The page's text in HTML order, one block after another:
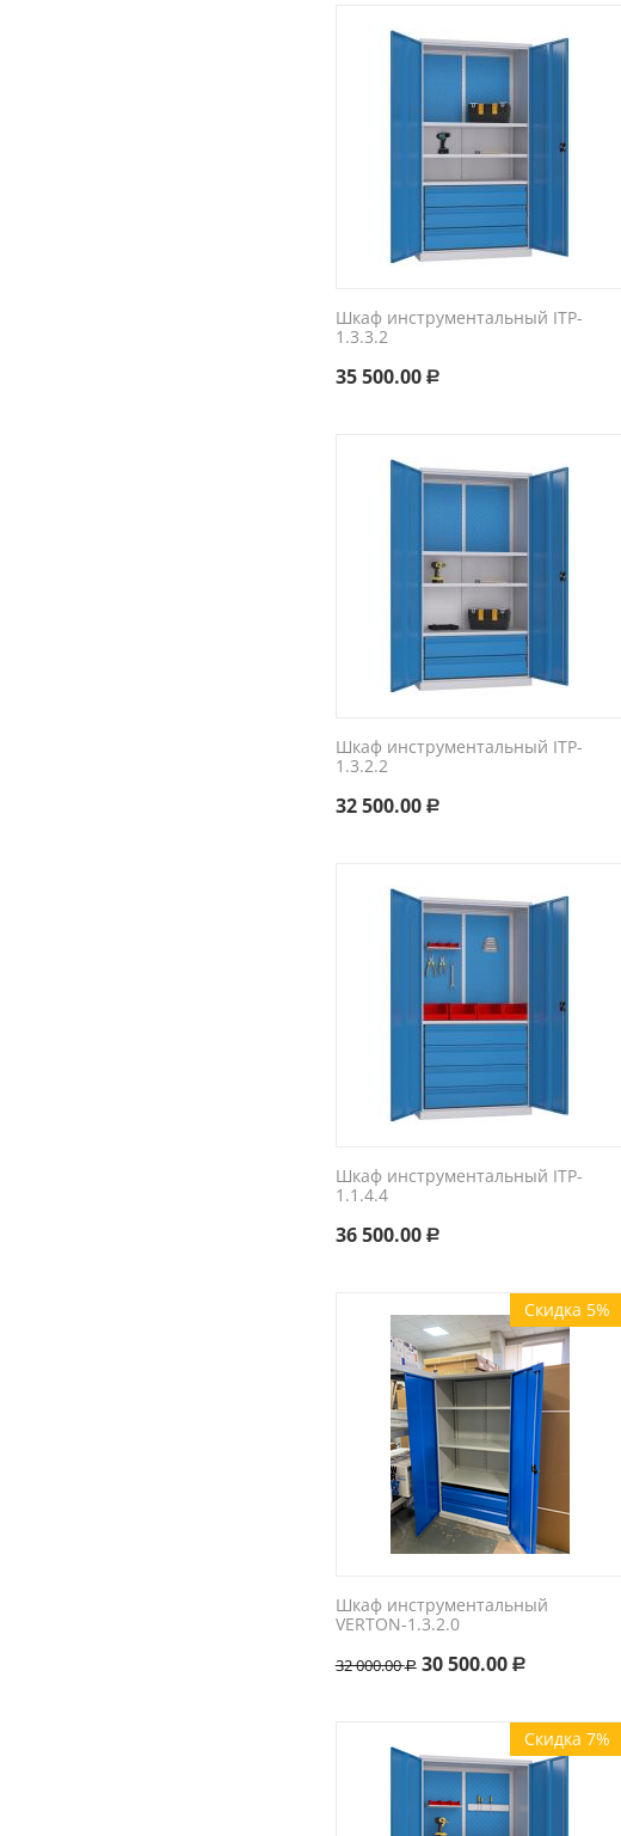
Шкаф инструментальный ITP-
1.3.3.2
35 500.00 Р
Шкаф инструментальный ITP-
1.3.2.2
32 500.00 Р
Шкаф инструментальный ITP-
1.1.4.4
36 500.00 Р
Скидка 5%
Шкаф инструментальный
VERTON-1.3.2.0
32 000.00 Р 30 500.00 Р
Скидка 7%